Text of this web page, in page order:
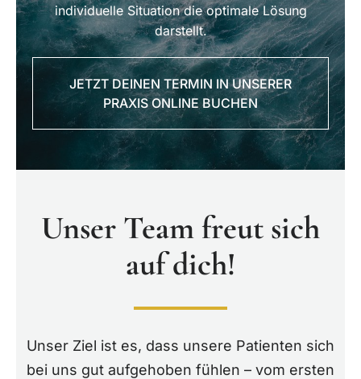
individuelle Situation die optimale Lösung
darstellt.
JETZT DEINEN TERMIN IN UNSERER
PRAXIS ONLINE BUCHEN
Unser Team freut sich
auf dich!
Unser Ziel ist es, dass unsere Patienten sich
bei uns gut aufgehoben fühlen – vom ersten